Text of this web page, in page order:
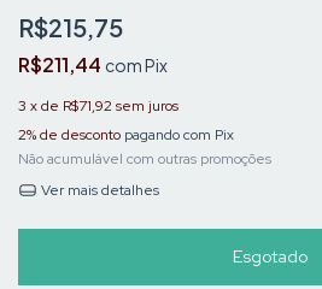
R$215,75
R$211,44 comPix
3 x de R$71,92 sem juros
2% de desconto pagando com Pix
Não acumulável com outras promoções
Ver mais detalhes